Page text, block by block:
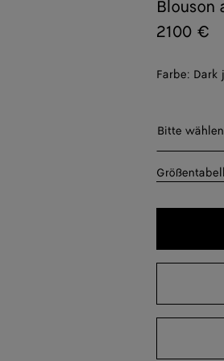
2100 €
Farbe: Dark
BitteBitte
44
50